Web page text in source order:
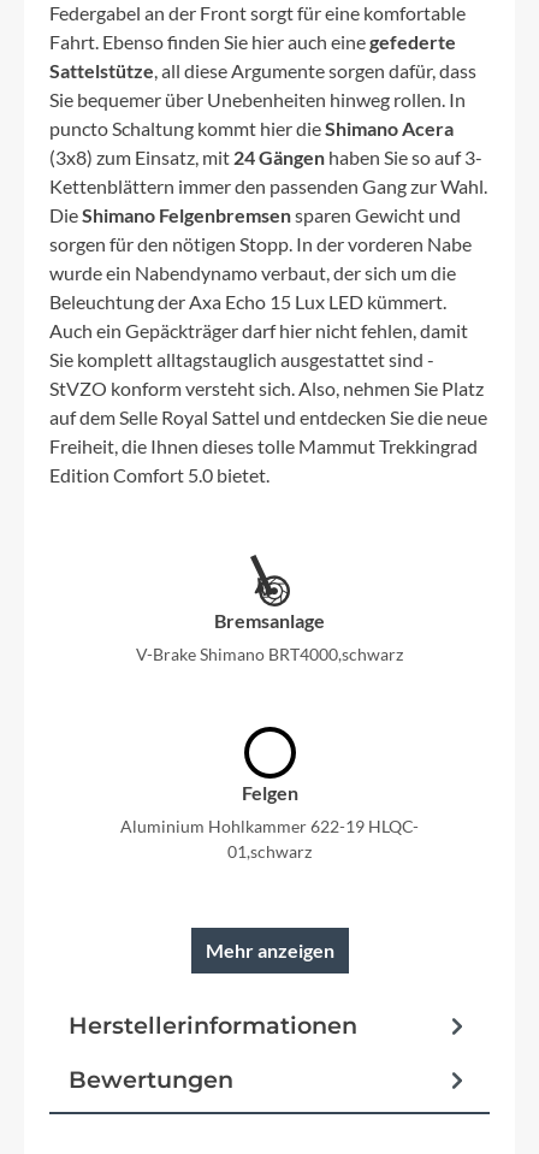
Federgabel an der Front sorgt für eine komfortable
Fahrt. Ebenso finden Sie hier auch einegefederte
Sattelstütze, all diese Argumente sorgen dafür, dass
Sie bequemer über Unebenheiten hinweg rollen. In
puncto Schaltung kommt hier dieShimano Acera
(3x8) zum Einsatz, mit 24 Gängen haben Sie so auf 3-
Kettenblättern immer den passenden Gang zur Wahl.
DieShimano Felgenbremsensparen Gewicht und
sorgen für den nötigen Stopp. In der vorderen Nabe
wurde ein Nabendynamo verbaut, der sich um die
Beleuchtung der Axa Echo 15 Lux LED kümmert.
Auch ein Gepäckträger darf hier nicht fehlen, damit
Sie komplett alltagstauglich ausgestattet sind -
StVZO konform versteht sich. Also, nehmen Sie Platz
auf dem Selle Royal Sattel und entdecken Sie die neue
Freiheit, die Ihnen dieses tolle Mammut Trekkingrad
Edition Comfort 5.0 bietet.
Bremsanlage
V-Brake Shimano BRT4000,schwarz
Felgen
Aluminium Hohlkammer 622-19 HLQC-
01,schwarz
Continental 47-622 Contact Plus City
Schutzbleche
Stronglight, Kunststoff, mit Spoiler, mit Reflektor,
Mehr anzeigen
Herstellerinformationen
Bewertungen